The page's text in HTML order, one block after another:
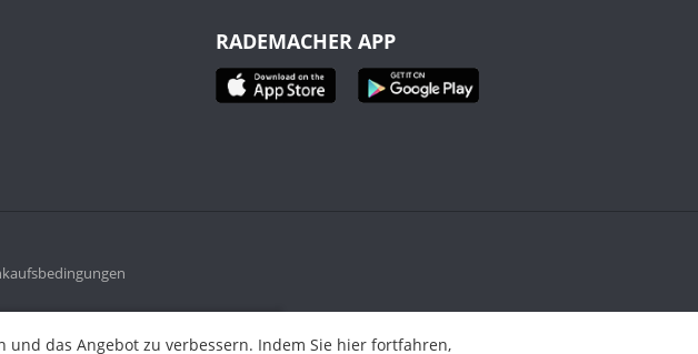
RADEMACHER APP
und das Angebot zu verbessern. Indem Sie hier fortfahren,
Indem Sie hier fortfahren,